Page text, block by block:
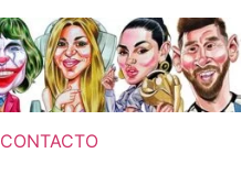
CONTACTO